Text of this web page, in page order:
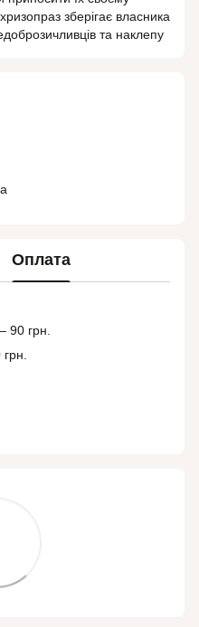
зберігає власника
та наклепу
Оплата
90 грн.